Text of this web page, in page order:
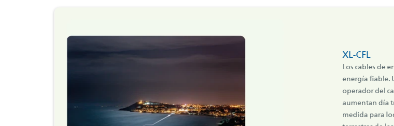
XL-CFL
Los cables de
energía fiable.
operador del
aumentan día
medida para